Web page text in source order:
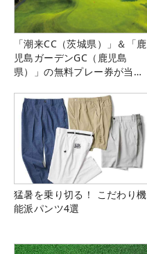
「潮来CC（茨城県）」＆「鹿
児島ガーデンGC（鹿児島
県）」の無料プレー券が当た
猛暑を乗り切る！ こだわり機
能派パンツ4選